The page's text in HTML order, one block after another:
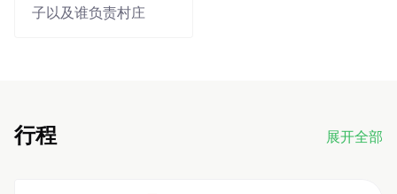
子以及谁负责村庄
行程 展开全部